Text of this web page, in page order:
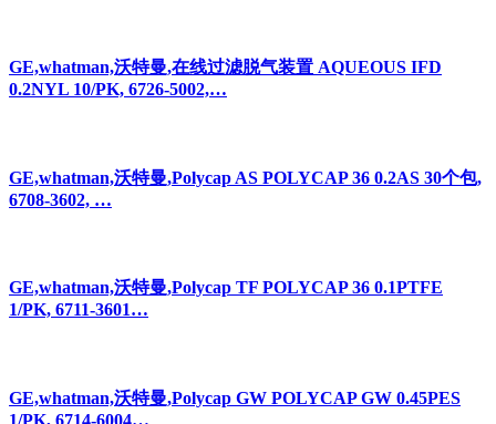
GE,whatman,沃特曼,在线过滤脱气装置 AQUEOUS IFD
0.2NYL 10/PK, 6726-5002,…
GE,whatman,沃特曼,Polycap AS POLYCAP 36 0.2AS 30个包,
6708-3602, …
GE,whatman,沃特曼,Polycap TF POLYCAP 36 0.1PTFE
1/PK, 6711-3601…
GE,whatman,沃特曼,Polycap GW POLYCAP GW 0.45PES
1/PK, 6714-6004…